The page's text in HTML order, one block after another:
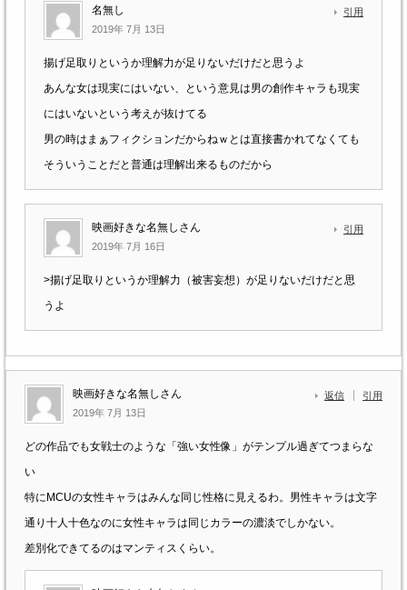
名無し
2019年 7月 13日
引用
揚げ足取りというか理解力が足りないだけだと思うよ
あんな女は現実にはいない、という意見は男の創作キャラも現実
にはいないという考えが抜けてる
男の時はまぁフィクションだからねｗとは直接書かれてなくても
そういうことだと普通は理解出来るものだから
映画好きな名無しさん
2019年 7月 16日
引用
>揚げ足取りというか理解力（被害妄想）が足りないだけだと思
うよ
映画好きな名無しさん
2019年 7月 13日
返信 引用
どの作品でも女戦士のような「強い女性像」がテンプル過ぎてつまらな
い
特にMCUの女性キャラはみんな同じ性格に見えるわ。男性キャラは文字
通り十人十色なのに女性キャラは同じカラーの濃淡でしかない。
差別化できてるのはマンティスくらい。